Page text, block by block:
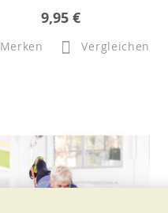
9,95 €
Merken Vergleichen